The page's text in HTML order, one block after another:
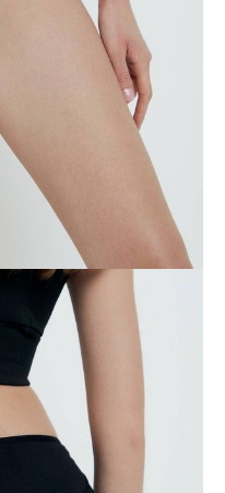
zł
geometrycznym
dopasowanie – w bieliźnie
komfortowo.
tylnej połowy,
przestrzeganiu